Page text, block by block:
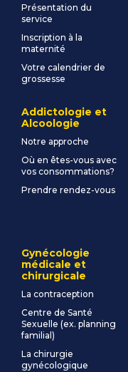
Présentation du
service
Inscription à la
maternité
Votre calendrier de
grossesse
Addictologie et
Alcoologie
Notre approche
Où en êtes-vous avec
vos consommations?
Prendre rendez-vous
Gynécologie
médicale et
chirurgicale
La contraception
Centre de Santé
Sexuelle (ex. planning
familial)
La chirurgie
gynécologique